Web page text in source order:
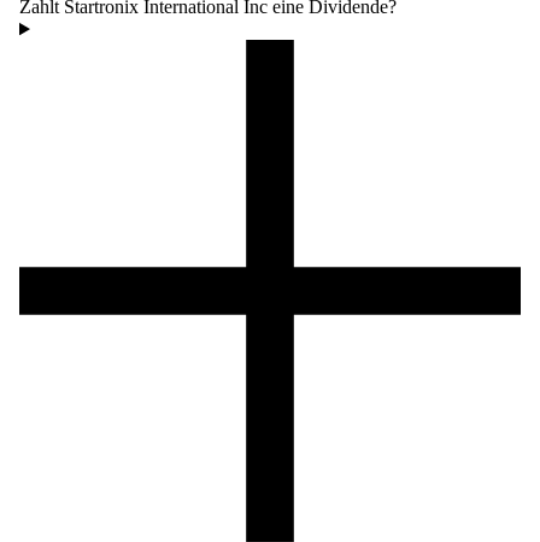
Zahlt Startronix International Inc eine Dividende?